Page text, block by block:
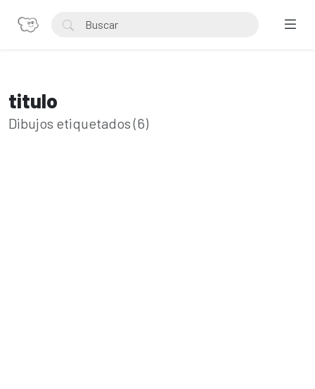
titulo
Dibujos etiquetados (6)